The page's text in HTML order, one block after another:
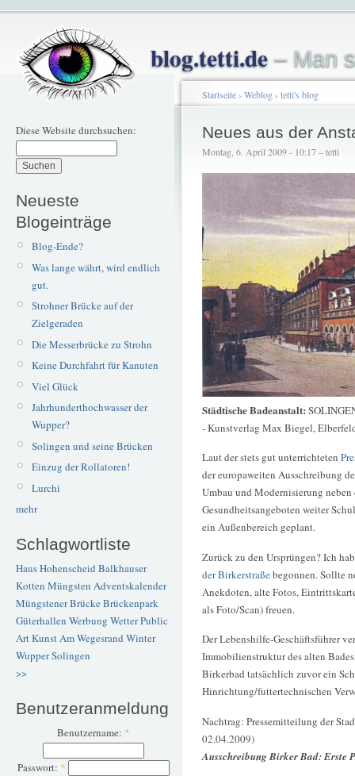
blog.tetti.de– Man
Diese Website durchsuchen:
Neueste
Blogeinträge
Blog-Ende?
Was lange währt, wird endlich
gut.
Strohner Brücke auf der
Zielgeraden
Die Messerbrücke zu Strohn
Keine Durchfahrt für Kanuten
Viel Glück
Jahrhunderthochwasser der
Wupper?
Solingen und seine Brücken
Einzug der Rollatoren!
Lurchi
mehr
Schlagwortliste
Haus Hohenscheid Balkhauser
Kotten Müngsten Adventskalender
Müngstener BrückeBrückenpark
Güterhallen Werbung WetterPublic
ArtKunstAm Wegesrand Winter
WupperSolingen
>>
Benutzeranmeldung
Benutzername: *
Passwort: *
Startseite› Weblog› tetti's blog
Neues aus der
Montag, 6. April 2009 - 10:17 – tetti
Städtische Badeanstalt:
- Kunstverlag Max Biegel,
Laut der stets gut unterrichteten
der europaweiten Ausschreibung
Umbau und Modernisierung
Gesundheitsangeboten weiter
ein Außenbereich geplant.
Zurück zu den Ursprüngen? Ich
der Birkerstraßebegonnen. Sollte
Anekdoten, alte Fotos,
als Foto/Scan) freuen.
Der Lebenshilfe-Geschäftsführer
Immobilienstruktur des alten
Birkerbad tatsächlich zuvor ein
Hinrichtung/futtertechnischen
Nachtrag: Pressemitteilung der
02.04.2009)
Ausschreibung Birker Bad: Erste